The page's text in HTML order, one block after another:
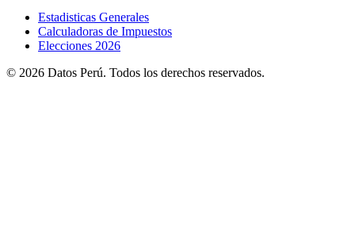
Estadisticas Generales
Calculadoras de Impuestos
Elecciones 2026
© 2026 Datos Perú. Todos los derechos reservados.